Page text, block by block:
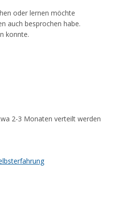
oder lernen möchte
auch besprochen habe.
konnte.
2-3 Monaten verteilt werden